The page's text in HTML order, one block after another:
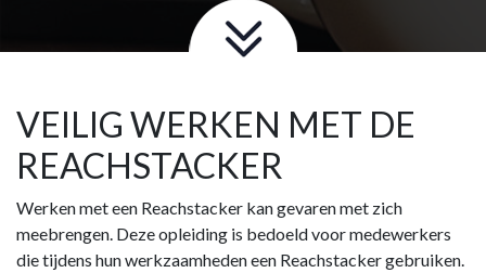
VEILIG WERKEN MET DE
REACHSTACKER
Werken met een Reachstacker kan gevaren met zich
meebrengen. Deze opleiding is bedoeld voor medewerkers
die tijdens hun werkzaamheden een Reachstacker gebruiken.